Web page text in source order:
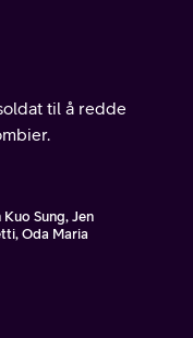
til å redde
Sung, Jen
Oda Maria